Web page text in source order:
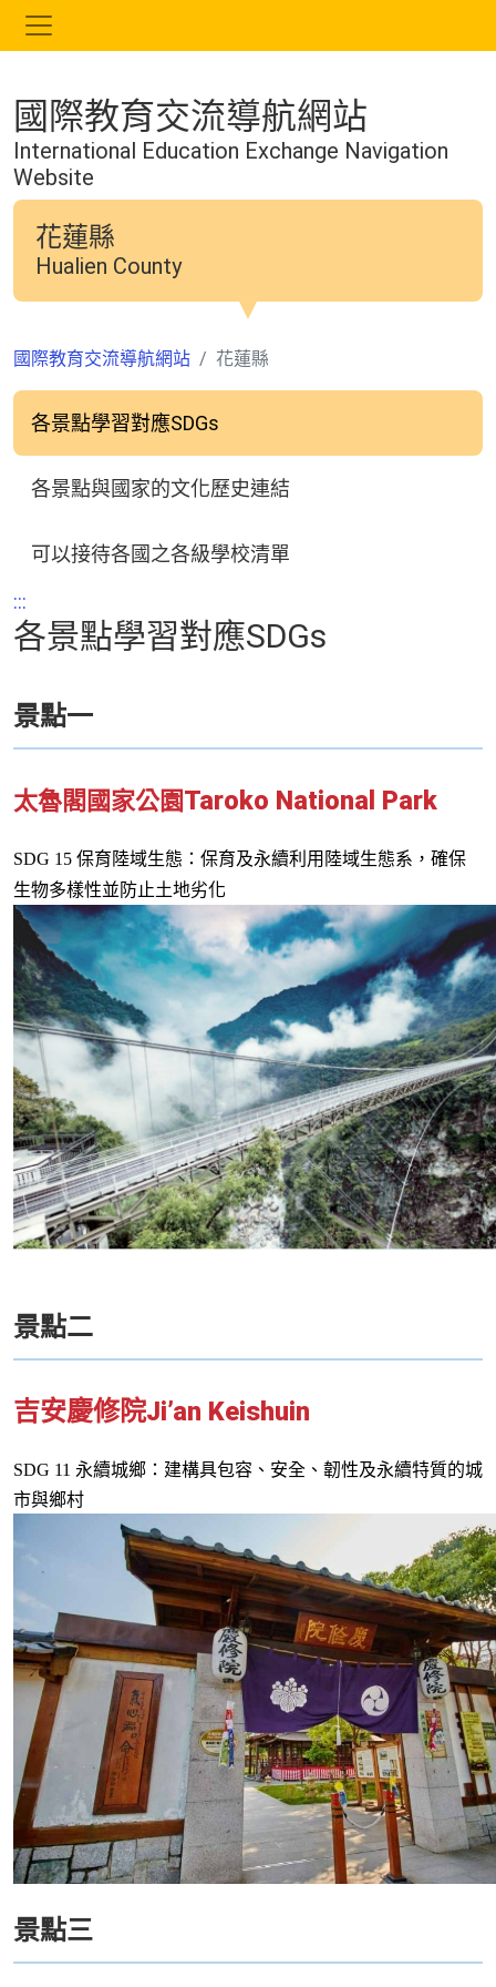
容
國際教育交流導航網站
International Education Exchange Navigation
Website
花蓮縣
Hualien County
國際教育交流導航網站 花蓮縣
各景點學習對應SDGs
各景點與國家的文化歷史連結
可以接待各國之各級學校清單
:::
各景點學習對應SDGs
景點一
太魯閣國家公園Taroko National Park
SDG 15 保育陸域生態：保育及永續利用陸域生態系，確保
生物多樣性並防止土地劣化
景點二
吉安慶修院Ji’an Keishuin
SDG 11 永續城鄉：建構具包容、安全、韌性及永續特質的城
市與鄉村
景點三